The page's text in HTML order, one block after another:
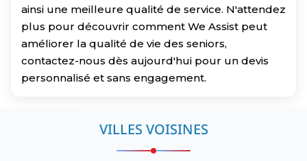
ainsi une meilleure qualité de service. N'attendez
plus pour découvrir comment We Assist peut
améliorer la qualité de vie des seniors,
contactez-nous dès aujourd'hui pour un devis
personnalisé et sans engagement.
VILLES VOISINES